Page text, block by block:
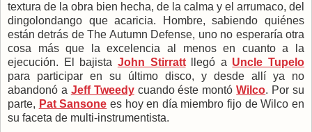
textura de la obra bien hecha, de la calma y el arrumaco, del
dingolondango que acaricia. Hombre, sabiendo quiénes
están detrás de The Autumn Defense, uno no esperaría otra
cosa más que la excelencia al menos en cuanto a la
ejecución. El bajista John Stirrattllegó a Uncle Tupelo
para participar en su último disco, y desde allí ya no
abandonó a Jeff Tweedycuando éste montóWilco. Por su
parte, Pat Sansone es hoy en día miembro fijo de Wilco en
su faceta de multi-instrumentista.